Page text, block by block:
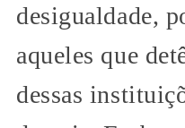
desigualdade,
aqueles que
dessas